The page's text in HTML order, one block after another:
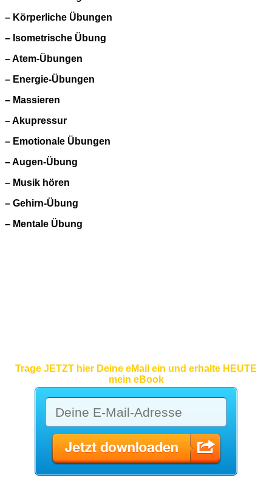
– Körperliche Übungen
– Isometrische Übung
– Atem-Übungen
– Energie-Übungen
– Massieren
– Akupressur
– Emotionale Übungen
– Augen-Übung
– Musik hören
– Gehirn-Übung
– Mentale Übung
Trage JETZT hier Deine eMail ein und erhalte HEUTE
mein eBook